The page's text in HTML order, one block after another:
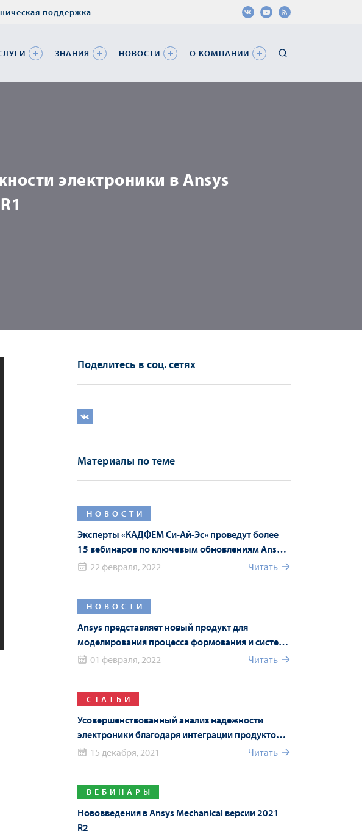
поддержка
ЗНАНИЯ НОВОСТИ О КОМПАНИИ
электроники в Ansys
Поделитесь в соц. сетях
Материалы по теме
НОВОСТИ
Эксперты «КАДФЕМ Си-Ай-Эс» проведут более
15 вебинаров по ключевым обновлениям Ansys
2022 R1 в рамках Форума Ansys
22 февраля, 2022 Читать
НОВОСТИ
Ansys представляет новый продукт для
моделирования процесса формования и систему
Ansys Connect в новой версии Ansys 2022 R1
01 февраля, 2022 Читать
СТАТЬИ
Усовершенствованный анализ надежности
электроники благодаря интеграции продуктов
Ansys15 декабря, 2021 Читать
ВЕБИНАРЫ
Нововведения в Ansys Mechanical версии 2021
R2